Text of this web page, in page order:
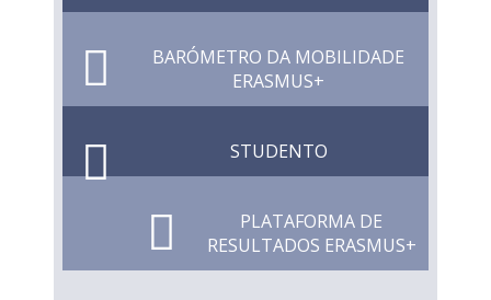
BARÓMETRO DA MOBILIDADE
ERASMUS+
STUDENTO
PLATAFORMA DE
RESULTADOS ERASMUS+